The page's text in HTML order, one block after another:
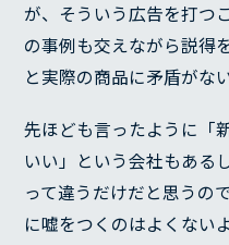
が、そういう広告を打つ
の事例も交えながら説得
と実際の商品に矛盾がな
先ほども言ったように「
いい」という会社もある
って違うだけだと思うの
に嘘をつくのはよくない